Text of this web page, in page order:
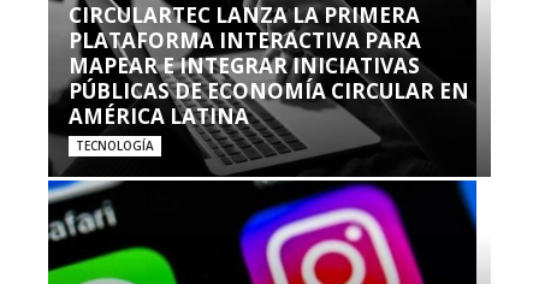
CIRCULARTEC LANZA LA PRIMERA
PLATAFORMA INTERACTIVA PARA
MAPEAR E INTEGRAR INICIATIVAS
PÚBLICAS DE ECONOMÍA CIRCULAR EN
AMÉRICA LATINA
TECNOLOGÍA